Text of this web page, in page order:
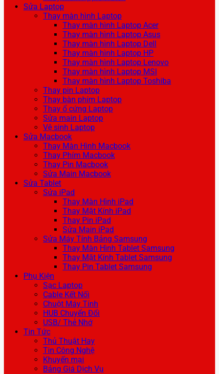
Sửa Laptop
Thay màn hình Laptop
Thay màn hình Laptop Acer
Thay màn hình Laptop Asus
Thay màn hình Laptop Dell
Thay màn hình Laptop HP
Thay màn hình Laptop Lenovo
Thay màn hình Laptop MSI
Thay màn hình Laptop Toshiba
Thay pin Laptop
Thay bàn phím Laptop
Thay ổ cứng Laptop
Sửa main Laptop
Vệ sinh Laptop
Sửa Macbook
Thay Màn Hình Macbook
Thay Phím Macbook
Thay Pin Macbook
Sửa Main Macbook
Sửa Tablet
Sửa iPad
Thay Màn Hình iPad
Thay Mặt Kính iPad
Thay Pin iPad
Sửa Main iPad
Sửa Máy Tính Bảng Samsung
Thay Màn Hình Tablet Samsung
Thay Mặt Kính Tablet Samsung
Thay Pin Tablet Samsung
Phụ Kiện
Sạc Laptop
Cable Kết Nối
Chuột Máy Tính
HUB Chuyển Đổi
USB/ Thẻ Nhớ
Tin Tức
Thủ Thuật Hay
Tin Công Nghệ
Khuyến mại
Bảng Giá Dịch Vụ